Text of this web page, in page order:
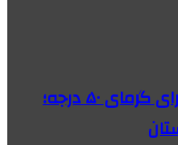
هشدار قرمز هواشناسی برای گرمای ۵۰ درجه؛